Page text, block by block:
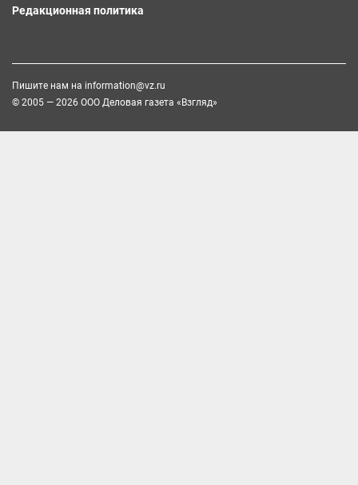
Редакционная политика
Пишите нам на information@vz.ru
© 2005 — 2026 ООО Деловая газета «Взгляд»